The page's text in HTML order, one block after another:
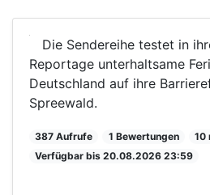
Die Sendereihe testet in
Reportage unterhaltsame
Deutschland auf ihre
Spreewald.
387 Aufrufe 1 Bewertungen
10
Verfügbar bis 20.08.2026 23:59